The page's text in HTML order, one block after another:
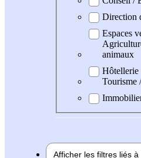
Direction
Espaces
animaux
Hôtellerie
Tourisme
Afficher les filtres liés à